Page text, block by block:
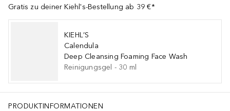
Gratis zu deiner Kiehl's-Bestellung ab 39 €*
KIEHL’S
Calendula
Deep Cleansing Foaming Face Wash
Reinigungsgel - 30 ml
PRODUKTINFORMATIONEN